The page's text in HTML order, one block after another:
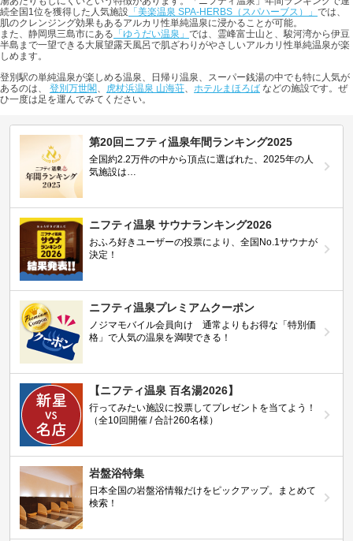
続全国1位を獲得した人気施設 「美楽温泉 SPA-HERBS（スパハーブス）」 では、
肌のクレンジング効果もあるアルカリ性単純温泉に浸かることが可能。
また、静岡県三島市にある 「ゆうだい温泉」 では、霊峰富士山と、駿河湾から伊豆
半島まで一望できる大展望露天風呂で肌ざわりがやさしいアルカリ性単純温泉が楽
しめます。
登別駅の単純温泉が楽しめる温泉、日帰り温泉、スーパー銭湯の中でも特に人気が
あるのは、 登別万世閣 虎杖浜温泉 山海荘 ホテルまほろば などの施設です。ぜ
ひ一度は足を運んでみてください。
第20回ニフティ温泉年間ランキング2025
全国約2.2万件の中から頂点に選ばれた、2025年の人
気施設は…
ニフティ温泉 サウナランキング2026
おふろ好きユーザーの投票により、全国No.1サウナが
決定！
ニフティ温泉プレミアムクーポン
ノジマモバイル会員向け 通常よりもお得な「特別価
格」で人気の温泉を満喫できる！
【ニフティ温泉 百名湯2026】
行ってみたい施設に投票してプレゼントを当てよう！
（全10回開催 / 合計260名様）
岩盤浴特集
日本全国の岩盤浴情報だけをピックアップ。まとめて
検索！